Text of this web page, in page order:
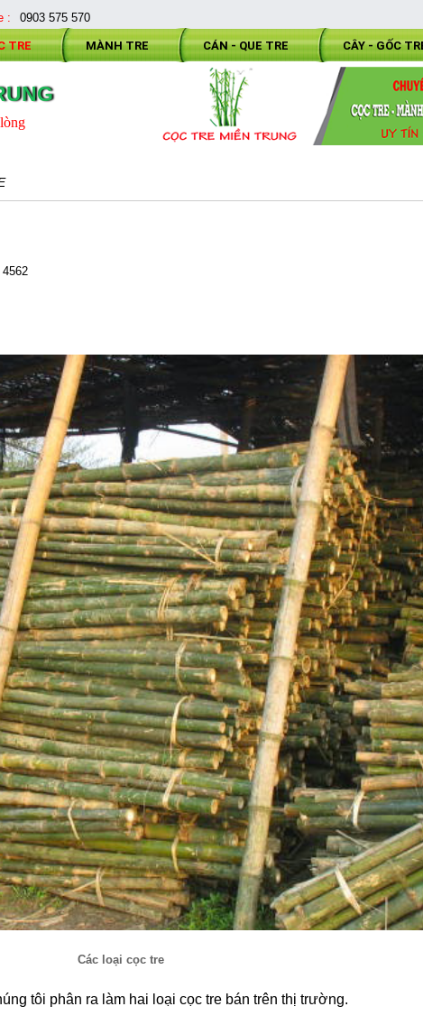
: 0903 575 570
TRE MÀNH TRE CÁN - QUE TRE CÂY - GỐC
4562
Các loại cọc tre
tôi phân ra làm hai loại cọc tre bán trên thị trường.